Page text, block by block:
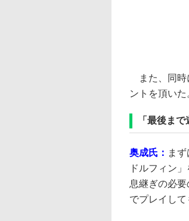
また、同時
ントを頂いた
「最後ま
奥成氏： ま
ドルフィン
息継ぎの必要
でプレイして